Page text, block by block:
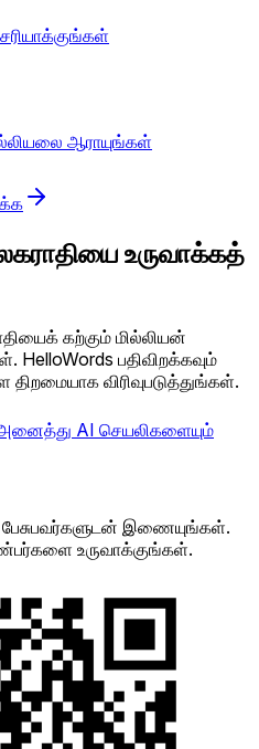
ஆராயுங்கள்
உருவாக்கத்
கற்கும் மில்லியன்
பதிவிறக்கவும்
விரிவுபடுத்துங்கள்.
AI செயலிகளையும்
இணையுங்கள்.
உருவாக்குங்கள்.